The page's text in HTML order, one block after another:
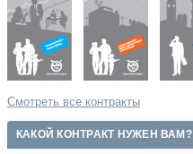
Смотреть все контракты
КАКОЙ КОНТРАКТ НУЖЕН ВАМ?